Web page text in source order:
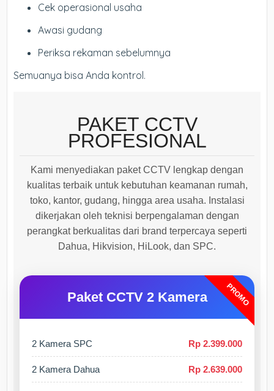
Cek operasional usaha
Awasi gudang
Periksa rekaman sebelumnya
Semuanya bisa Anda kontrol.
PAKET CCTV
PROFESIONAL
Kami menyediakan paket CCTV lengkap dengan
kualitas terbaik untuk kebutuhan keamanan rumah,
toko, kantor, gudang, hingga area usaha. Instalasi
dikerjakan oleh teknisi berpengalaman dengan
perangkat berkualitas dari brand terpercaya seperti
Dahua, Hikvision, HiLook, dan SPC.
PROMO
Paket CCTV 2 Kamera
2 Kamera SPC Rp 2.399.000
2 Kamera Dahua Rp 2.639.000